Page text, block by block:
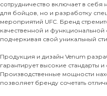
сотрудничество включает в
для бойцов, но и разработку
мероприятий UFC. Бренд
качественной и
подчеркивая свой уникальный
Продукция и дизайн Venum
гарантирует высокие стандарты
Производственные мощности
позволяет бренду сочетать